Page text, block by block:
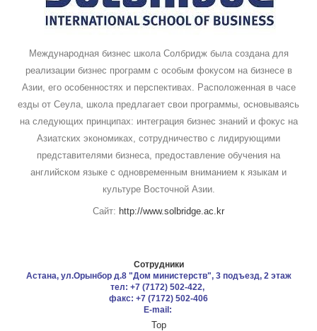
Международная бизнес школа Солбридж была создана для
реализации бизнес программ с особым фокусом на бизнесе в
Азии, его особенностях и перспективах. Расположенная в часе
езды от Сеула, школа предлагает свои программы, основываясь
на следующих принципах: интеграция бизнес знаний и фокус на
Азиатских экономиках, сотрудничество с лидирующими
представителями бизнеса, предоставление обучения на
английском языке с одновременным вниманием к языкам и
культуре Восточной Азии.
Сайт: http://www.solbridge.ac.kr
Сотрудники
Астана, ул.Орынбор д.8 "Дом министерств", 3 подъезд, 2 этаж
тел: +7 (7172) 502-422,
факс: +7 (7172) 502-406
E-mail:
Top